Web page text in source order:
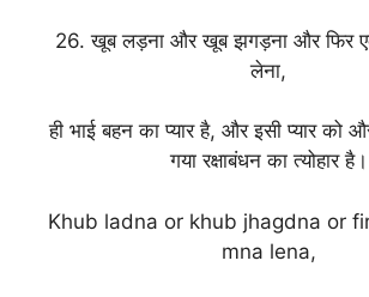
26. खूब लड़ना और खूब झगड़ना और फिर
लेना,
ही भाई बहन का प्यार है, और इसी प्यार को
गया रक्षाबंधन का त्योहार है।
Khub ladna or khub jhagdna or
mna lena,